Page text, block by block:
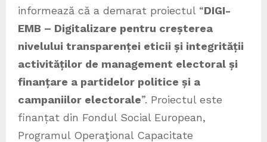
informează că a demarat proiectul “DIGI-
EMB – Digitalizare pentru creșterea
nivelului transparenței eticii și integrității
activităților de management electoral și
finanțare a partidelor politice și a
campaniilor electorale”. Proiectul este
finanțat din Fondul Social European,
Programul Operaţional Capacitate